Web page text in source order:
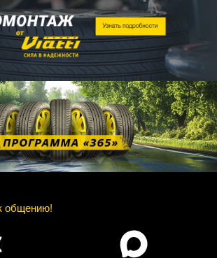
общению!